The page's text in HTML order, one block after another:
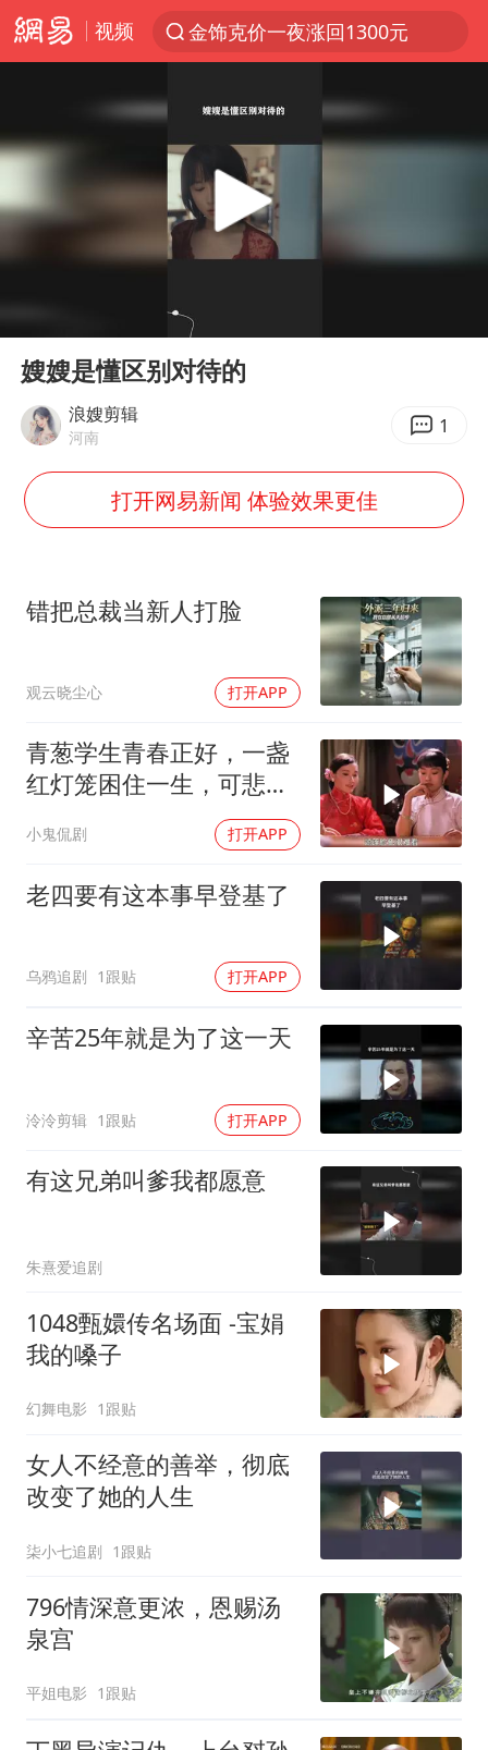
视频
金饰克价一夜涨回1300元
峰哥 汪海林
西湖突现狂风暴雨 游客瞬间被浇透
河南重大刑事案嫌疑人落网
牛津大学一纸声明甩不了锅
新疆景区自驾服务费改为按车收费
女主硬加吻戏短剧已下架
浙江台州《告全体市民书》
香港宏福苑火灾或由烟头引起
人民的健康、体质、幸福一脉相承
Play
嫂嫂是懂区别对待的
浪嫂剪辑
河南 1
打开网易新闻 体验效果更佳
错把总裁当新人打脸
观云晓尘心 打开APP
青葱学生青春正好，一盏
红灯笼困住一生，可悲疯
小鬼侃剧 打开APP
老四要有这本事早登基了
乌鸦追剧 1跟贴 打开APP
辛苦25年就是为了这一天
泠泠剪辑 1跟贴 打开APP
有这兄弟叫爹我都愿意
朱熹爱追剧
1048甄嬛传名场面 -宝娟
我的嗓子
幻舞电影 1跟贴
女人不经意的善举，彻底
改变了她的人生
柒小七追剧 1跟贴
796情深意更浓，恩赐汤
泉宫
平姐电影 1跟贴